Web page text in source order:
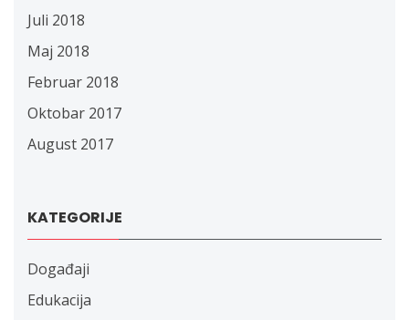
Juli 2018
Maj 2018
Februar 2018
Oktobar 2017
August 2017
KATEGORIJE
Događaji
Edukacija